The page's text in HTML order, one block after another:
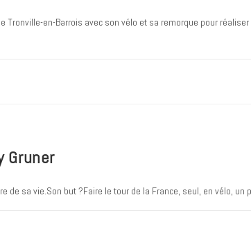
Tronville-en-Barrois avec son vélo et sa remorque pour
Gruner
de sa vie.Son but ?Faire le tour de la France, seul, en vélo,